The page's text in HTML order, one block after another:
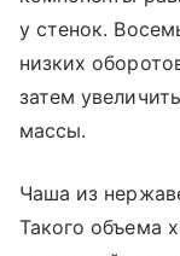
у стенок.
низких
затем
массы.
Чаша из
Такого объема